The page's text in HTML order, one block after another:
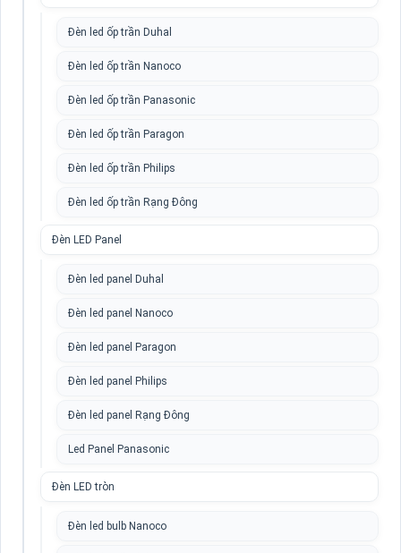
Đèn led ốp trần Duhal
Đèn led ốp trần Nanoco
Đèn led ốp trần Panasonic
Đèn led ốp trần Paragon
Đèn led ốp trần Philips
Đèn led ốp trần Rạng Đông
Đèn LED Panel
Đèn led panel Duhal
Đèn led panel Nanoco
Đèn led panel Paragon
Đèn led panel Philips
Đèn led panel Rạng Đông
Led Panel Panasonic
Đèn LED tròn
Đèn led bulb Nanoco